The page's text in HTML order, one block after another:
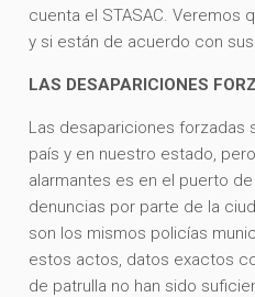
cuenta el STASAC. Veremos
y si están de acuerdo con
LAS DESAPARICIONES
Las desapariciones forzadas
país y en nuestro estado,
alarmantes es en el puerto
denuncias por parte de la
son los mismos policías
estos actos, datos exactos
de patrulla no han sido